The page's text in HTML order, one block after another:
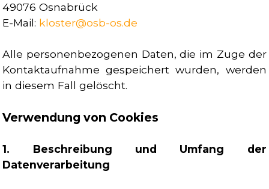
49076 Osnabrück
E-Mail: kloster@osb-os.de
Alle personenbezogenen Daten, die im Zuge der
Kontaktaufnahme gespeichert wurden, werden
in diesem Fall gelöscht.
Verwendung von Cookies
1. Beschreibung und Umfang der
Datenverarbeitung